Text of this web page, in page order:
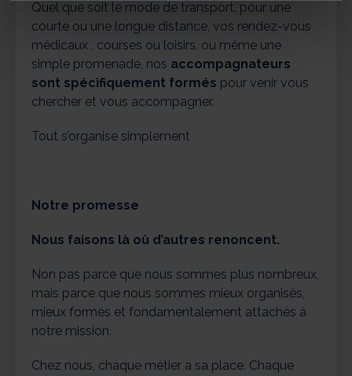
Quel que soit le mode de transport, pour une
courte ou une longue distance, vos rendez-vous
médicaux , courses ou loisirs, ou même une
simple promenade, nos accompagnateurs
sont spécifiquement formés pour venir vous
chercher et vous accompagner.
Tout s’organise simplement
Notre promesse
Nous faisons là où d’autres renoncent.
Non pas parce que nous sommes plus nombreux,
mais parce que nous sommes mieux organisés,
mieux formés et fondamentalement attachés à
notre mission.
Chez nous, chaque métier a sa place. Chaque